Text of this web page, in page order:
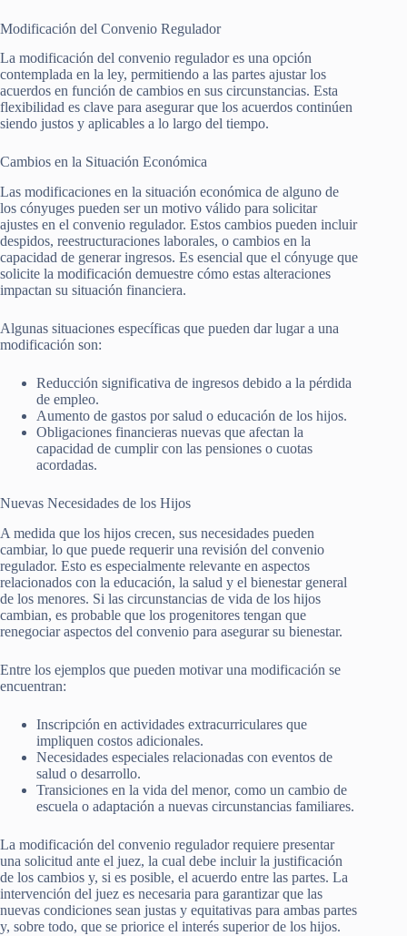
Modificación del Convenio Regulador
La modificación del convenio regulador es una opción
contemplada en la ley, permitiendo a las partes ajustar los
acuerdos en función de cambios en sus circunstancias. Esta
flexibilidad es clave para asegurar que los acuerdos continúen
siendo justos y aplicables a lo largo del tiempo.
Cambios en la Situación Económica
Las modificaciones en la situación económica de alguno de
los cónyuges pueden ser un motivo válido para solicitar
ajustes en el convenio regulador. Estos cambios pueden incluir
despidos, reestructuraciones laborales, o cambios en la
capacidad de generar ingresos. Es esencial que el cónyuge que
solicite la modificación demuestre cómo estas alteraciones
impactan su situación financiera.
Algunas situaciones específicas que pueden dar lugar a una
modificación son:
Reducción significativa de ingresos debido a la pérdida
de empleo.
Aumento de gastos por salud o educación de los hijos.
Obligaciones financieras nuevas que afectan la
capacidad de cumplir con las pensiones o cuotas
acordadas.
Nuevas Necesidades de los Hijos
A medida que los hijos crecen, sus necesidades pueden
cambiar, lo que puede requerir una revisión del convenio
regulador. Esto es especialmente relevante en aspectos
relacionados con la educación, la salud y el bienestar general
de los menores. Si las circunstancias de vida de los hijos
cambian, es probable que los progenitores tengan que
renegociar aspectos del convenio para asegurar su bienestar.
Entre los ejemplos que pueden motivar una modificación se
encuentran:
Inscripción en actividades extracurriculares que
impliquen costos adicionales.
Necesidades especiales relacionadas con eventos de
salud o desarrollo.
Transiciones en la vida del menor, como un cambio de
escuela o adaptación a nuevas circunstancias familiares.
La modificación del convenio regulador requiere presentar
una solicitud ante el juez, la cual debe incluir la justificación
de los cambios y, si es posible, el acuerdo entre las partes. La
intervención del juez es necesaria para garantizar que las
nuevas condiciones sean justas y equitativas para ambas partes
y, sobre todo, que se priorice el interés superior de los hijos.